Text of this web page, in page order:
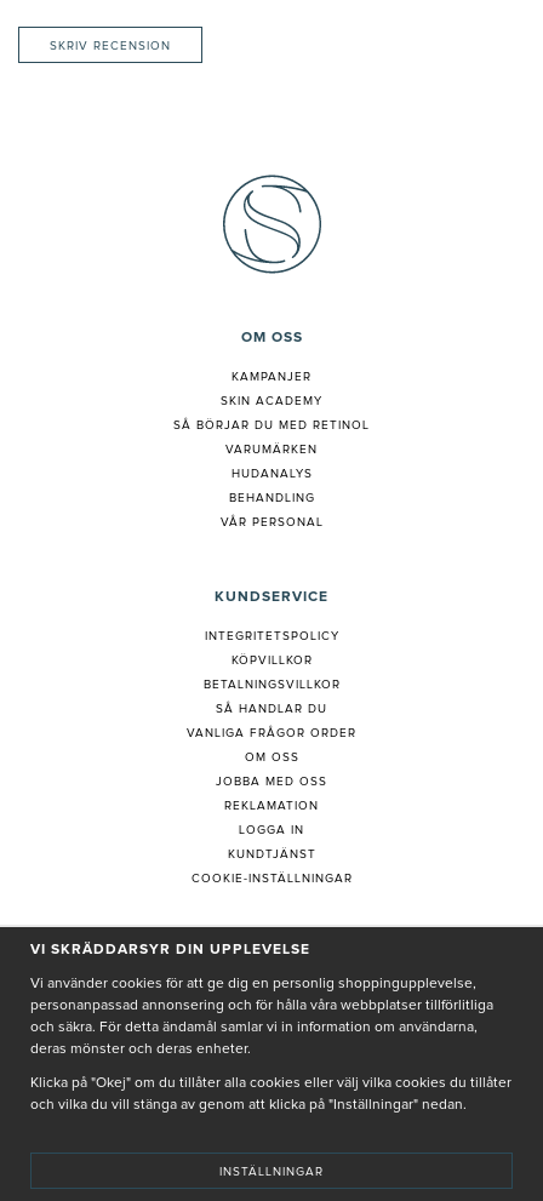
SKRIV RECENSION
OM OSS
KAMPANJER
SKIN ACADEMY
SÅ BÖRJAR DU MED RETINOL
VARUMÄRKEN
HUDANALYS
BEHANDLING
VÅR PERSONAL
KUNDSERVICE
INTEGRITETSPOLICY
KÖPVILLKOR
BETALNINGSVILLKOR
SÅ HANDLAR DU
VANLIGA FRÅGOR ORDER
OM OSS
JOBBA MED OSS
REKLAMATION
LOGGA IN
KUNDTJÄNST
COOKIE-INSTÄLLNINGAR
PRENUMERERA PÅ NYHETSBREV
Genom att ge min e-post, accepterar jag Seth och Sallyintegritetspolicy
De uppgifter du matar in kommer endast användas till våra nyhetsbrev.
VI SKRÄDDARSYR DIN UPPLEVELSE
Vi använder cookies för att ge dig en personlig shoppingupplevelse,
personanpassad annonsering och för hålla våra webbplatser tillförlitliga
och säkra. För detta ändamål samlar vi in information om användarna,
deras mönster och deras enheter.
Klicka på "Okej" om du tillåter alla cookies eller välj vilka cookies du tillåter
och vilka du vill stänga av genom att klicka på "Inställningar" nedan.
INSTÄLLNINGAR